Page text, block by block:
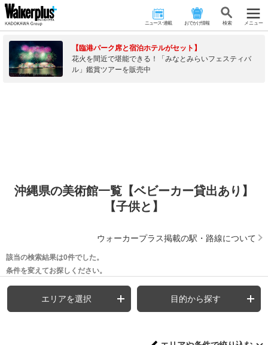
ニュース･連載 おでかけ情報 検 索 メニュー
【臨港パーク席と宿泊ホテルがセット】
花火を間近で堪能できる！「みなとみらいフェスティバ
ル」鑑賞ツアーを販売中
沖縄県の美術館一覧【ベビーカー貸出あり】
【子供と】
ウォーカープラス掲載の駅・路線について
該当の検索結果は0件でした。
条件を変えてお探しください。
エリアを選択 目的から探す